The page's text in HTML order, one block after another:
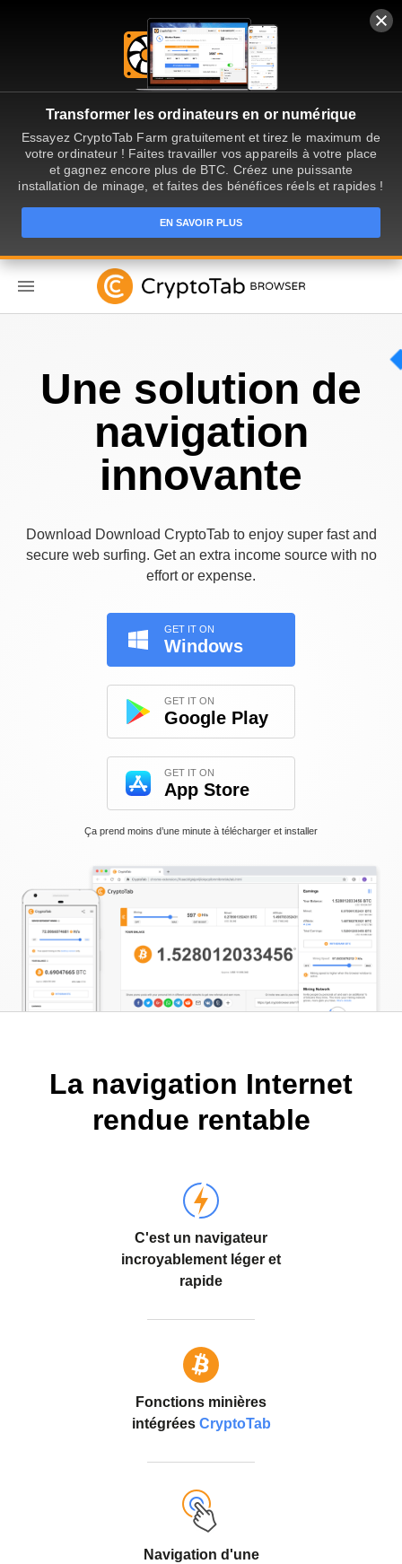
Transformer les ordinateurs en or numérique
Essayez CryptoTab Farm gratuitement et tirez le maximum de
votre ordinateur ! Faites travailler vos appareils à votre place
et gagnez encore plus de BTC. Créez une puissante
installation de minage, et faites des bénéfices réels et rapides !
EN SAVOIR PLUS
Une solution de
navigation
innovante
Download Download CryptoTab to enjoy super fast and
secure web surfing. Get an extra income source with no
effort or expense.
GET IT ON
Windows
GET IT ON
Google Play
GET IT ON
App Store
Ça prend moins d’une minute à télécharger et installer
La navigation Internet
rendue rentable
C'est un navigateur
incroyablement léger et
rapide
Fonctions minières
intégrées CryptoTab
Navigation d'une